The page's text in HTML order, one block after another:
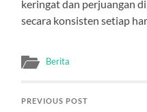
keringat dan perjuangan
secara konsisten setiap
Berita
PREVIOUS POST